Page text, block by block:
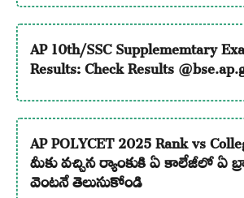
AP 10th/SSC Supplememtary
Results: Check Results
AP POLYCET 2025 Rank vs
మీకు వచ్చిన ర్యాంకుకి ఏ కాలేజీలో ఏ
వెంటనే తెలుసుకోండి